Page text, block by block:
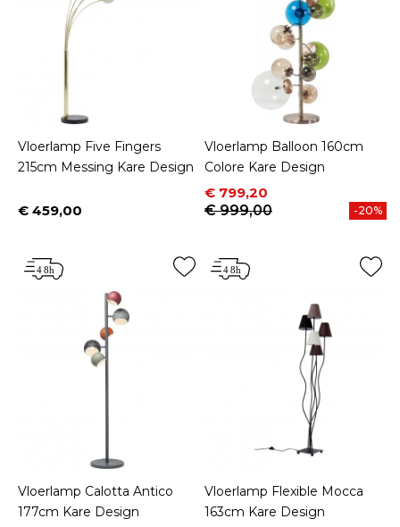
Vloerlamp Five Fingers
215cm Messing Kare Design
Prijs
€ 459,00
Vloerlamp Balloon 160cm
Colore Kare Design
Prijs
€ 799,20
Normale prijs
€ 999,00
-20%
Vloerlamp Calotta Antico
177cm Kare Design
Vloerlamp Flexible Mocca
163cm Kare Design